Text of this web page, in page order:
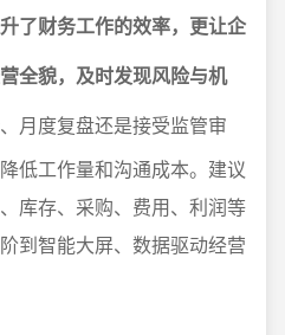
了财务工作的效率，更让企
全貌，及时发现风险与机
月度复盘还是接受监管审
低工作量和沟通成本。建议
库存、采购、费用、利润等
到智能大屏、数据驱动经营